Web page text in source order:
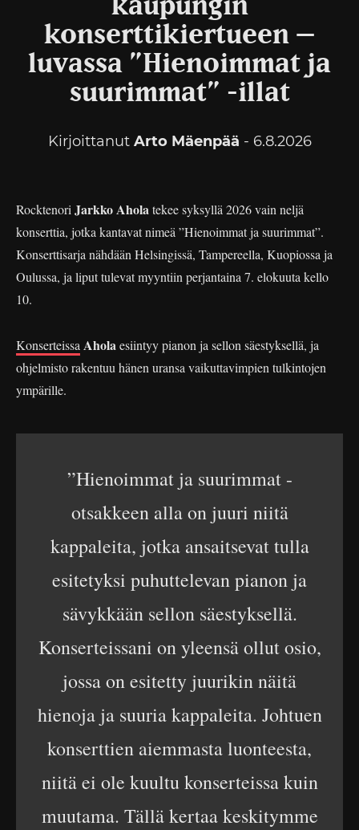
kaupungin
konserttikiertueen –
luvassa ”Hienoimmat ja
suurimmat” -illat
Kirjoittanut Arto Mäenpää - 6.8.2026
RocktenoriJarkko Aholatekee syksyllä 2026 vain neljä
konserttia, jotka kantavat nimeä ”Hienoimmat ja suurimmat”.
Konserttisarja nähdään Helsingissä, Tampereella, Kuopiossa ja
Oulussa, ja liput tulevat myyntiin perjantaina 7. elokuuta kello
10.
KonserteissaAholaesiintyy pianon ja sellon säestyksellä, ja
ohjelmisto rakentuu hänen uransa vaikuttavimpien tulkintojen
ympärille.
”Hienoimmat ja suurimmat -
otsakkeen alla on juuri niitä
kappaleita, jotka ansaitsevat tulla
esitetyksi puhuttelevan pianon ja
sävykkään sellon säestyksellä.
Konserteissani on yleensä ollut osio,
jossa on esitetty juurikin näitä
hienoja ja suuria kappaleita. Johtuen
konserttien aiemmasta luonteesta,
niitä ei ole kuultu konserteissa kuin
muutama. Tällä kertaa keskitymme